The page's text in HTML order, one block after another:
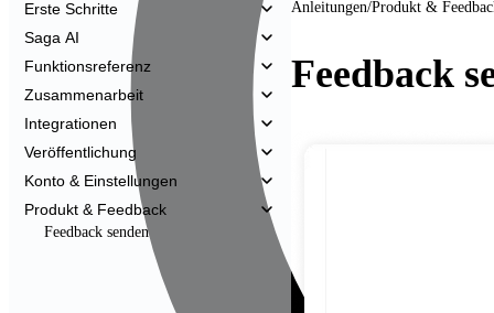
Erste Schritte
Saga AI
Funktionsreferenz
Zusammenarbeit
Integrationen
Veröffentlichung
Konto & Einstellungen
Produkt & Feedback
Feedback senden
Anleitungen/Produkt &
Feedback